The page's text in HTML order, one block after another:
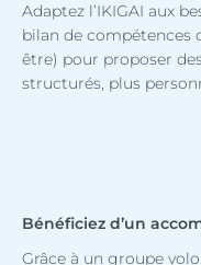
Adaptez l’IKIGAI aux
bilan de compétences
être) pour proposer
structurés, plus
Bénéficiez d’un
Grâce à un groupe